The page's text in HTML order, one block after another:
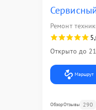
Ремонт
Открыто до
Маршрут
ОбзорОтзывы 290